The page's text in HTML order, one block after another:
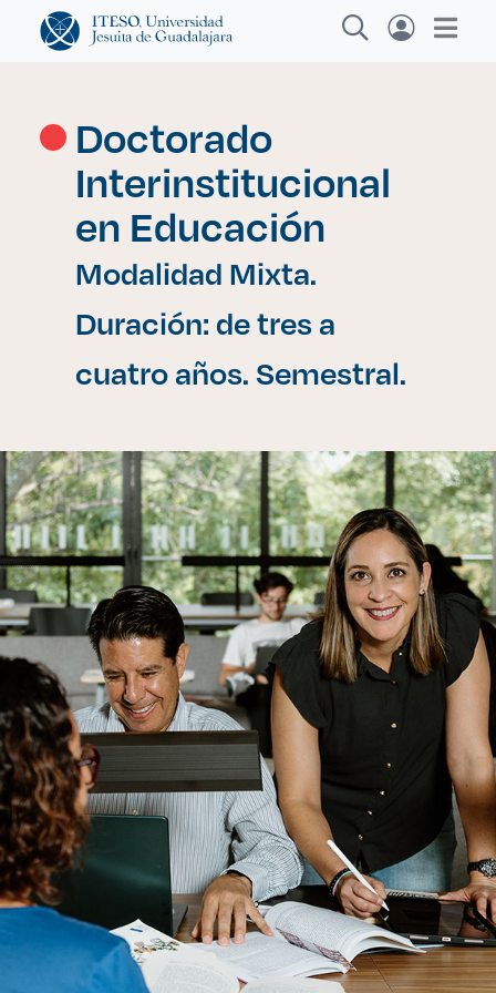
Explora sitios web, programas académicos,
actividades y noticias
Enlaces de interés
Aspirantes
Becas
Graduaciones
CRUCE
Derecho
Lo más buscado
Carreras
Doctorado
Interinstitucional
en Educación
Modalidad Mixta.
Duración: de tres a
cuatro años. Semestral.